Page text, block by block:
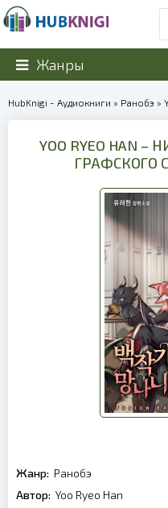
Жанры
HubKnigi - Аудиокниги » Ранобэ »
YOO RYEO HAN
ГРАФСКОГО
Жанр: Ранобэ
Автор: Yoo Ryeo Han